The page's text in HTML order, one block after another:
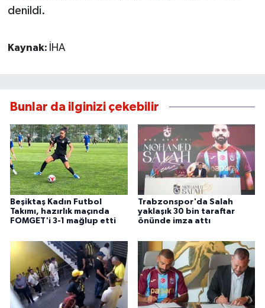
denildi.
Kaynak: İHA
Bunlar da ilginizi çekebilir
Beşiktaş Kadın Futbol
Takımı, hazırlık maçında
FOMGET'i 3-1 mağlup etti
Trabzonspor'da Salah
yaklaşık 30 bin taraftar
önünde imza attı